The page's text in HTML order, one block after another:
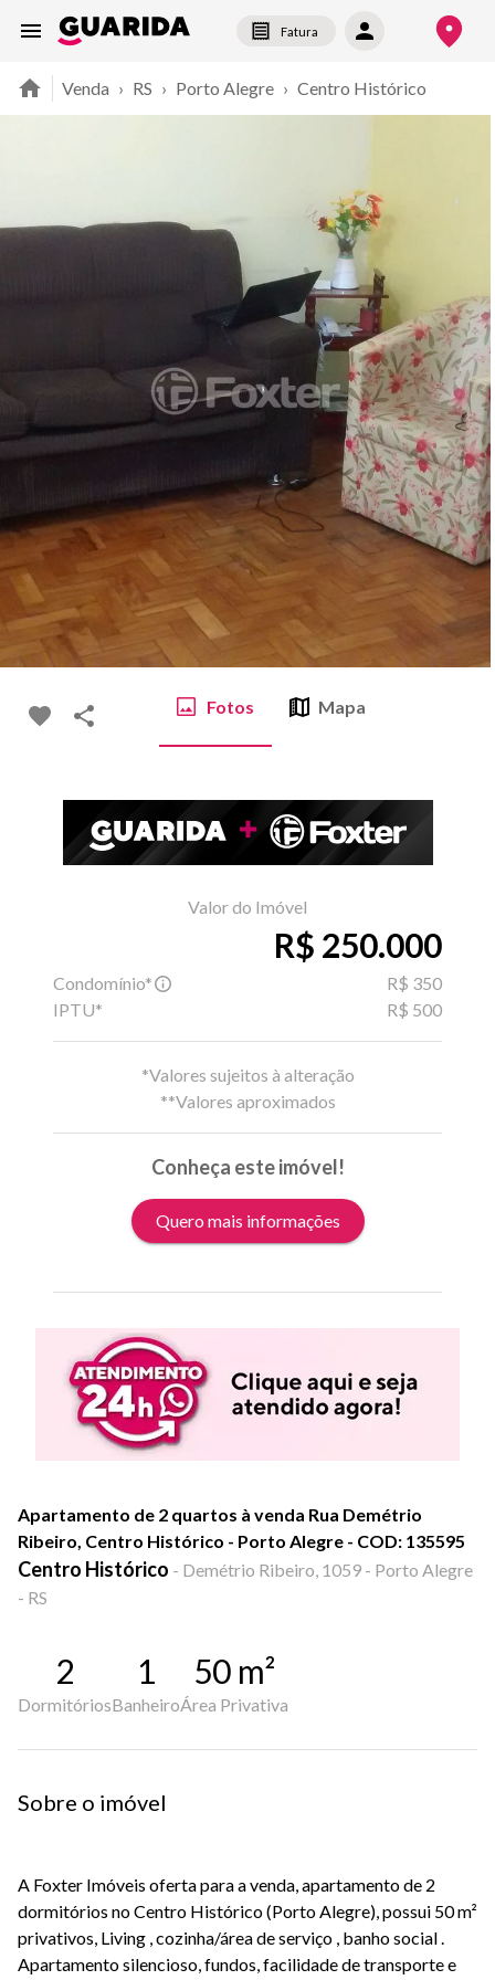
Fatura
Venda › RS › Porto Alegre › Centro Histórico
Fotos Mapa
Valor do Imóvel
R$ 250.000
Condomínio*
R$ 350
IPTU*
R$ 500
*Valores sujeitos à alteração
**Valores aproximados
Conheça este imóvel!
Quero mais informações
Apartamento de 2 quartos à venda Rua Demétrio
Ribeiro, Centro Histórico - Porto Alegre - COD: 135595
Centro Histórico - Demétrio Ribeiro, 1059 - Porto Alegre
- RS
2
Dormitórios
1
Banheiro
50 m²
Área Privativa
Sobre o imóvel
A Foxter Imóveis oferta para a venda, apartamento de 2
dormitórios no Centro Histórico (Porto Alegre), possui 50 m²
privativos, Living , cozinha/área de serviço , banho social .
Apartamento silencioso, fundos, facilidade de transporte e